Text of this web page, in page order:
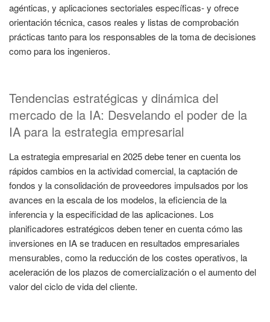
agénticas, y aplicaciones sectoriales específicas- y ofrece
orientación técnica, casos reales y listas de comprobación
prácticas tanto para los responsables de la toma de decisiones
como para los ingenieros.
Tendencias estratégicas y dinámica del
mercado de la IA: Desvelando el poder de la
IA para la estrategia empresarial
La estrategia empresarial en 2025 debe tener en cuenta los
rápidos cambios en la actividad comercial, la captación de
fondos y la consolidación de proveedores impulsados por los
avances en la escala de los modelos, la eficiencia de la
inferencia y la especificidad de las aplicaciones. Los
planificadores estratégicos deben tener en cuenta cómo las
inversiones en IA se traducen en resultados empresariales
mensurables, como la reducción de los costes operativos, la
aceleración de los plazos de comercialización o el aumento del
valor del ciclo de vida del cliente.